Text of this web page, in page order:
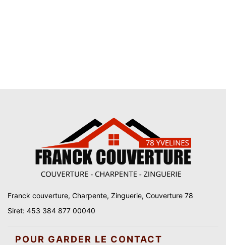
Franck couverture, Charpente, Zinguerie, Couverture 78
Siret: 453 384 877 00040
POUR GARDER LE CONTACT